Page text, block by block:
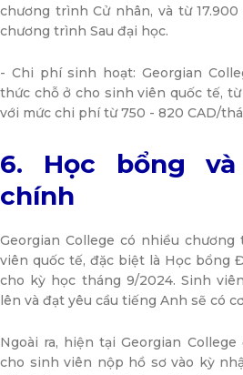
chương trình Cử nhân, và từ
chương trình Sau đại học.
- Chi phí sinh hoạt: Georgian
thức chỗ ở cho sinh viên quốc tế,
với mức chi phí từ 750 - 820 CAD/
6. Học bổng
chính
Georgian College có nhiều
viên quốc tế, đặc biệt là Học bổng
cho kỳ học tháng 9/2024. Sinh
lên và đạt yêu cầu tiếng Anh sẽ có
Ngoài ra, hiện tại Georgian
cho sinh viên nộp hồ sơ vào kỳ